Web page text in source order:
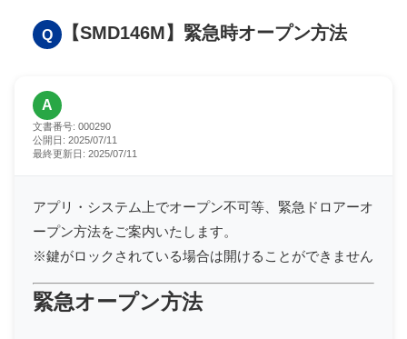
Q 【SMD146M】緊急時オープン方法
A
文書番号: 000290
公開日: 2025/07/11
最終更新日: 2025/07/11
アプリ・システム上でオープン不可等、緊急ドロアーオ
ープン方法をご案内いたします。
※鍵がロックされている場合は開けることができません
緊急オープン方法